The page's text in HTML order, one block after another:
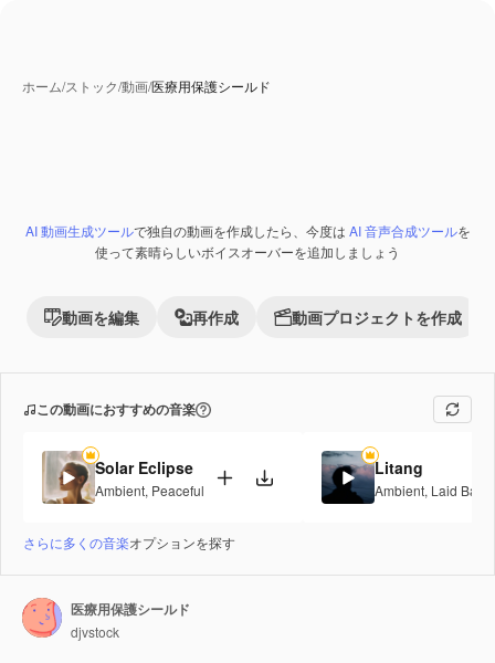
ホーム/ストック/動画/医療用保護シールド
Premium
AI 動画生成ツールで独自の動画を作成したら、今度は AI 音声合成ツールを
使って素晴らしいボイスオーバーを追加しましょう
動画を編集 再作成 動画プロジェクトを作成
この動画におすすめの音楽
Solar Eclipse
Ambient, Peaceful
Litang
Ambient, Laid Back
さらに多くの音楽オプションを探す
医療用保護シールド
djvstock